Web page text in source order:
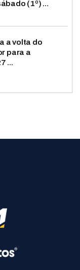
(1º) ...
a volta do
para a
...